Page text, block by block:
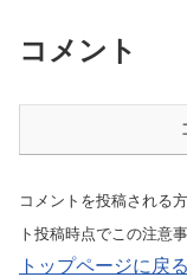
コメント
コメントを投稿される
ト投稿時点でこの注意
トップページに戻る